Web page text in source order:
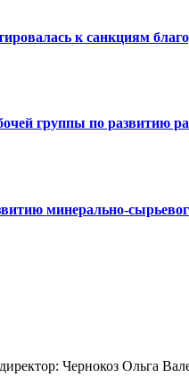
к санкциям
группы по развитию
минерально-
Чернокоз Ольга